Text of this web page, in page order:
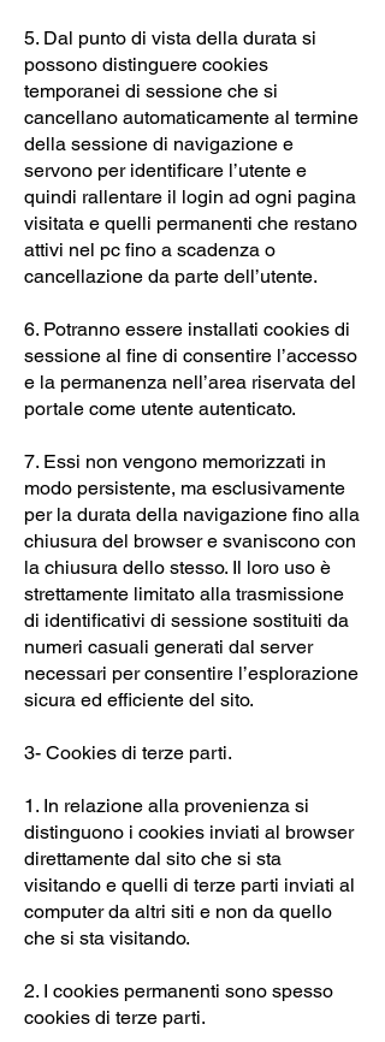
5. Dal punto di vista della durata si
possono distinguere cookies
temporanei di sessione che si
cancellano automaticamente al termine
della sessione di navigazione e
servono per identificare l’utente e
quindi rallentare il login ad ogni pagina
visitata e quelli permanenti che restano
attivi nel pc fino a scadenza o
cancellazione da parte dell’utente.
6. Potranno essere installati cookies di
sessione al fine di consentire l’accesso
e la permanenza nell’area riservata del
portale come utente autenticato.
7. Essi non vengono memorizzati in
modo persistente, ma esclusivamente
per la durata della navigazione fino alla
chiusura del browser e svaniscono con
la chiusura dello stesso. Il loro uso è
strettamente limitato alla trasmissione
di identificativi di sessione sostituiti da
numeri casuali generati dal server
necessari per consentire l’esplorazione
sicura ed efficiente del sito.
3- Cookies di terze parti.
1. In relazione alla provenienza si
distinguono i cookies inviati al browser
direttamente dal sito che si sta
visitando e quelli di terze parti inviati al
computer da altri siti e non da quello
che si sta visitando.
2. I cookies permanenti sono spesso
cookies di terze parti.